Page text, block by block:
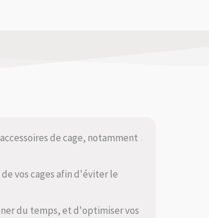
de cage, notamment
vos cages afin d'éviter le
du temps, et d'optimiser vos